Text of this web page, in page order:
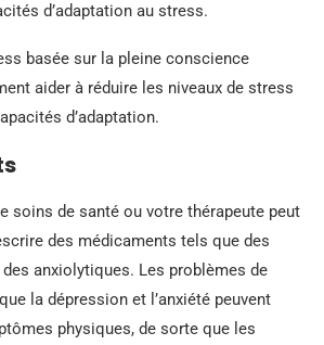
d’adaptation au stress.
basée sur la pleine conscience
aider à réduire les niveaux de stress
d’adaptation.
soins de santé ou votre thérapeute peut
des médicaments tels que des
anxiolytiques. Les problèmes de
la dépression et l’anxiété peuvent
physiques, de sorte que les